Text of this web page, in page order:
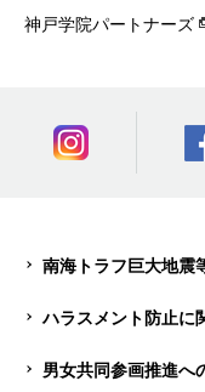
神戸学院パートナーズ
南海トラフ巨大地震
ハラスメント防止に
男女共同参画推進へ